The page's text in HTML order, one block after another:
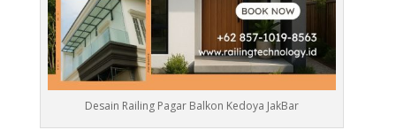
Desain Railing Pagar Balkon Kedoya JakBar